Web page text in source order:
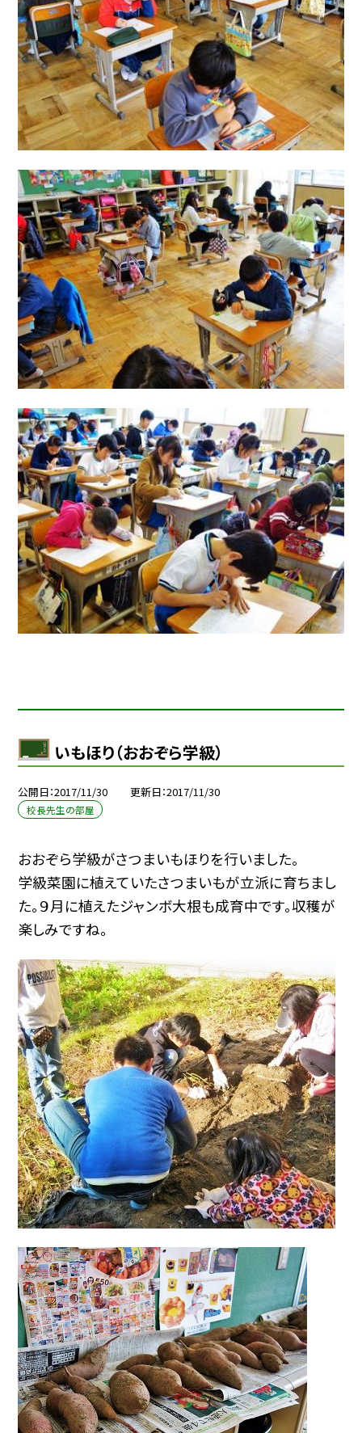
いもほり（おおぞら学級）
公開日 2017/11/30 更新日 2017/11/30
校長先生の部屋
おおぞら学級がさつまいもほりを行いました。
学級菜園に植えていたさつまいもが立派に育ちまし
た。９月に植えたジャンボ大根も成育中です。収穫が
楽しみですね。